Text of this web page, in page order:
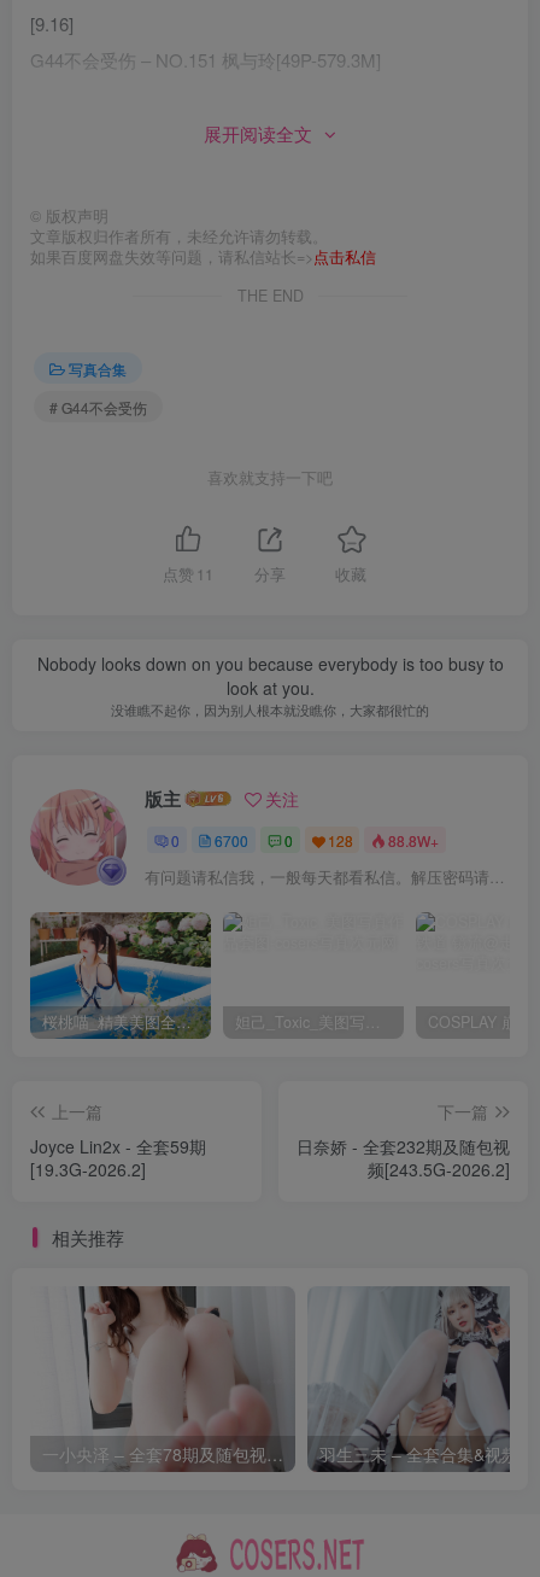
[9.16]
G44不会受伤 – NO.151 枫与玲[49P-579.3M]
[9.5]
G44不会受伤 – NO.149 重返未来1999 37 [35P-456MB]
G44不会受伤 – NO.148 重返未来1999 斯奈德 [39P-405MB]
G44不会受伤 – NO.147 FGO 白色月姬 [22P-304MB]
G44不会受伤 – NO.146 桃乐丝[21P-259.8M]
G44不会受伤 – NO.145 双叶莉莉 [35P-525MB]
[7.19]
G44不会受伤 – NO.143 尼禄花嫁 [43P-459M]
G44不会受伤 – NO.142 长门[28P-211.8M]
[7.2]
317.9M]
[6.25]
G44不会受伤 – NO.140 梦梦[23P-290.7M]
G44不会受伤 – NO.139 宝多六花旗袍[34P-384.5M]
G44不会受伤 – NO.138 米可科尔 芭万希 妖精骑士崔斯坦
G44不会受伤 – NO.137 BB宇宙[28P-326.2M]
G44不会受伤 – NO.136 周防有希 [27P-308MB]
G44不会受伤 – NO.135 玛丽 偶像 [39P-463MB]
展开阅读全文
© 版权声明
文章版权归作者所有，未经允许请勿转载。
如果百度网盘失效等问题，请私信站长=>点击私信
THE END
写真合集
# G44不会受伤
喜欢就支持一下吧
点赞 11 分享 收藏
Nobody looks down on you because everybody is too busy to
look at you.
没谁瞧不起你，因为别人根本就没瞧你，大家都很忙的
版主 关注
0 6700 0 128 88.8W+
有问题请私信我，一般每天都看私信。解压密码请一律以下载按钮旁边的为准！
桜桃喵_精美美图全部写真作品合集|持续更新 妲己_Toxic_美图写真作品套图
上一篇
Joyce Lin2x - 全套59期
[19.3G-2026.2]
下一篇
日奈娇 - 全套232期及随包视
频[243.5G-2026.2]
相关推荐
一小央泽 – 全套78期及随包视频[39.5G-2026.8]